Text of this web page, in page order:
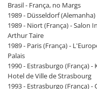
Brasil - França, no Margs
1989 - Düsseldorf (Alemanha)
1989 - Niort (França) - Salon
Arthur Taire
1989 - Paris (França) -
Palais
1990 - Estrasburgo (França)
Hotel de Ville de Strasbourg
1993 - Estrasburgo (França)